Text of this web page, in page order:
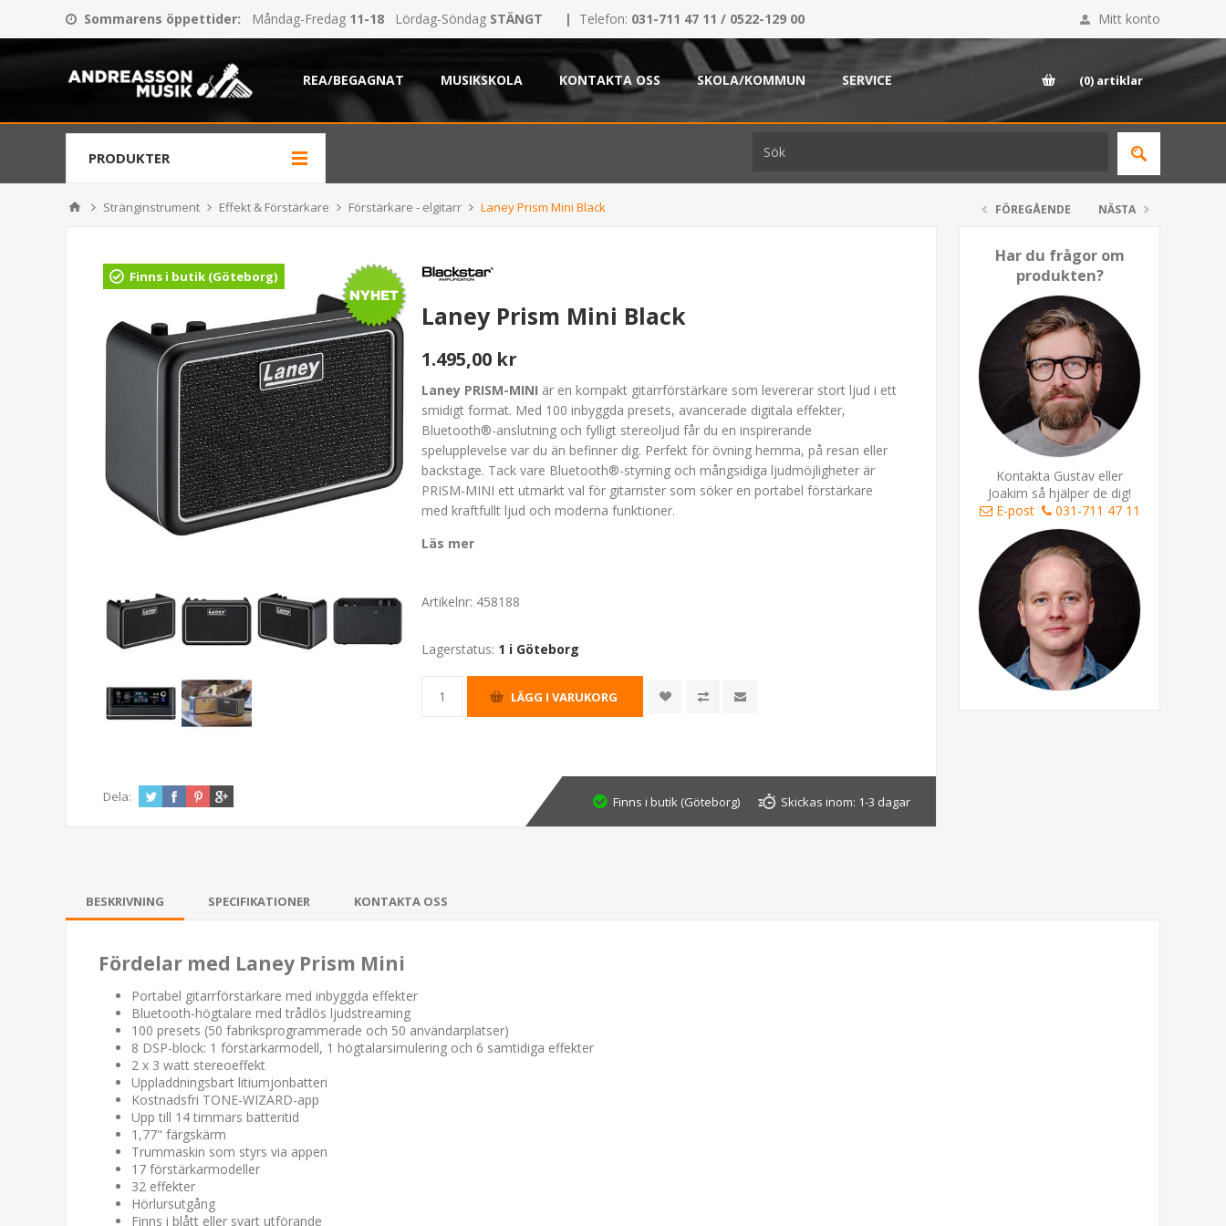
Sommarens öppettider: Måndag-Fredag 11-18 Lördag-Söndag STÄNGT | Telefon: 031-711 47 11 / 0522-129 00 Mitt konto
REA/BEGAGNAT MUSIKSKOLA KONTAKTA OSS SKOLA/KOMMUN SERVICE (0) artiklar
PRODUKTER
Stränginstrument Effekt & Förstärkare Förstärkare - elgitarr Laney Prism Mini Black FÖREGÅENDE NÄSTA
Har du frågor om
produkten?
Kontakta Gustav eller
Joakim så hjälper de dig!
E-post
031-711 47 11
Finns i butik (Göteborg)
Laney Prism Mini Black
1.495,00 kr
Laney PRISM-MINI är en kompakt gitarrförstärkare som levererar stort ljud i ett
smidigt format. Med 100 inbyggda presets, avancerade digitala effekter,
Bluetooth®-anslutning och fylligt stereoljud får du en inspirerande
spelupplevelse var du än befinner dig. Perfekt för övning hemma, på resan eller
backstage. Tack vare Bluetooth®-styrning och mångsidiga ljudmöjligheter är
PRISM-MINI ett utmärkt val för gitarrister som söker en portabel förstärkare
med kraftfullt ljud och moderna funktioner.
Läs mer
Artikelnr: 458188
Lagerstatus: 1 i Göteborg
Dela: Finns i butik (Göteborg) Skickas inom: 1-3 dagar
BESKRIVNING SPECIFIKATIONER KONTAKTA OSS
Fördelar med Laney Prism Mini
Portabel gitarrförstärkare med inbyggda effekter
Bluetooth-högtalare med trådlös ljudstreaming
100 presets (50 fabriksprogrammerade och 50 användarplatser)
8 DSP-block: 1 förstärkarmodell, 1 högtalarsimulering och 6 samtidiga effekter
2 x 3 watt stereoeffekt
Uppladdningsbart litiumjonbatteri
Kostnadsfri TONE-WIZARD-app
Upp till 14 timmars batteritid
1,77" färgskärm
Trummaskin som styrs via appen
17 förstärkarmodeller
32 effekter
Hörlursutgång
Finns i blått eller svart utförande